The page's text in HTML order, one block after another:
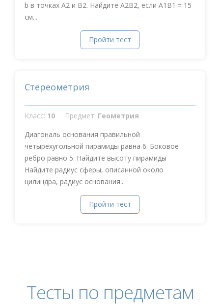
b в точках А2 и В2. Найдите А2В2, если А1В1 = 15
см...
Пройти тест
Стереометрия
Класс: 10 Предмет: Геометрия
Диагональ основания правильной
четырехугольной пирамиды равна 6. Боковое
ребро равно 5. Найдите высоту пирамиды
Найдите радиус сферы, описанной около
цилиндра, радиус основания...
Пройти тест
Тесты по предметам